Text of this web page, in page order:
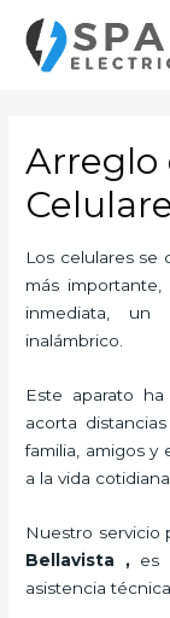
contenido
Arreglo
Los celulares se
más
inmediata,
inalámbrico.
Este aparato
acorta
familia, amigos y
a la vida
Nuestro servicio
Bellavista
,es
asistencia